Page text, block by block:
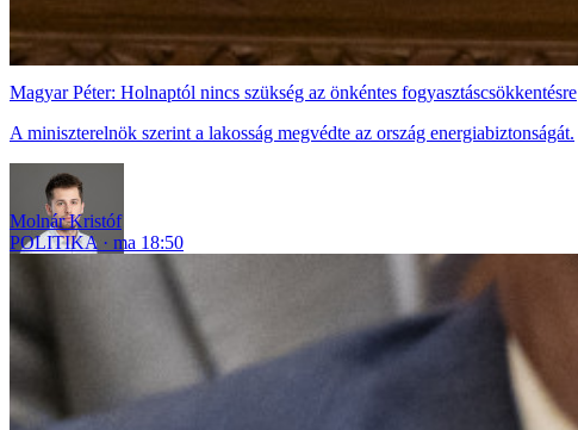
Magyar Péter: Holnaptól nincs szükség az önkéntes fogyasztáscsökkentésre
A miniszterelnök szerint a lakosság megvédte az ország energiabiztonságát.
Molnár Kristóf
POLITIKA
ma 18:50